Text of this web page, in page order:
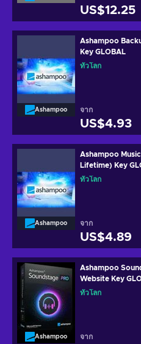
US$12.25
Ashampoo
Ashampoo
Key GLOBAL
ทั่วโลก
จาก
US$4.93
Ashampoo
Ashampoo
Lifetime) Key
ทั่วโลก
จาก
US$4.89
Ashampoo
Ashampoo
Website Key
ทั่วโลก
จาก